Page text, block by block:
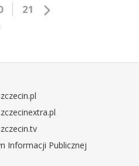
21
Informacji Publicznej